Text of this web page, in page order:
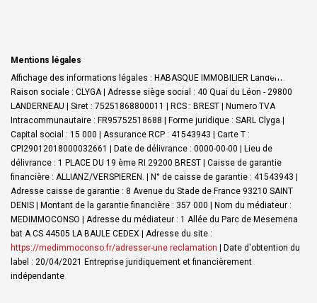
Mentions légales
Affichage des informations légales : HABASQUE IMMOBILIER Landerneau |
Raison sociale : CLYGA | Adresse siège social : 40 Quai du Léon - 29800
LANDERNEAU | Siret : 75251868800011 | RCS : BREST | Numero TVA
Intracommunautaire : FR95752518688 | Forme juridique : SARL Clyga |
Capital social : 15 000 | Assurance RCP : 41543943 | Carte T :
CPI29012018000032661 | Date de délivrance : 0000-00-00 | Lieu de
délivrance : 1 PLACE DU 19 ème RI 29200 BREST | Caisse de garantie
financière : ALLIANZ/VERSPIEREN. | N° de caisse de garantie : 41543943 |
Adresse caisse de garantie : 8 Avenue du Stade de France 93210 SAINT
DENIS | Montant de la garantie financière : 357 000 | Nom du médiateur :
MEDIMMOCONSO | Adresse du médiateur : 1 Allée du Parc de Mesemena
bat A CS 44505 LA BAULE CEDEX | Adresse du site :
https://medimmoconso.fr/adresser-une reclamation | Date d'obtention du
label : 20/04/2021 Entreprise juridiquement et financièrement
indépendante